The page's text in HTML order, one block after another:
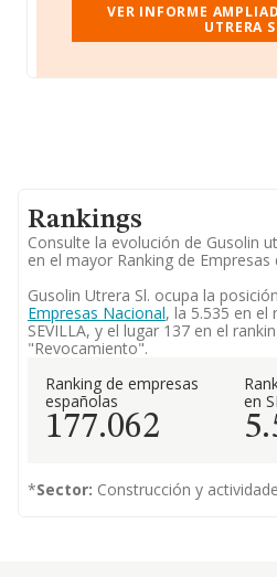
VER INFORME
UTRERA
Rankings
Consulte la evolución de Gusolin
en el mayor Ranking de Empresas
Gusolin Utrera Sl. ocupa la
Empresas Nacional, la 5.535 en el
SEVILLA, y el lugar 137 en el
"Revocamiento".
Ranking de empresas
españolas
177.062
en
*Sector: Construcción y